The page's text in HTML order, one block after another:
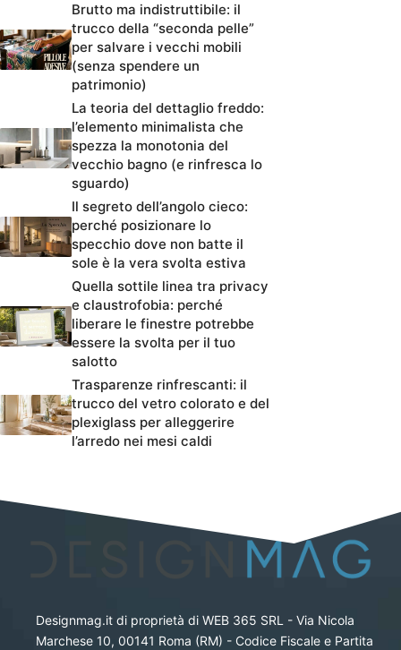
Brutto ma indistruttibile: il
trucco della “seconda pelle”
per salvare i vecchi mobili
(senza spendere un
patrimonio)
La teoria del dettaglio freddo:
l’elemento minimalista che
spezza la monotonia del
vecchio bagno (e rinfresca lo
sguardo)
Il segreto dell’angolo cieco:
perché posizionare lo
specchio dove non batte il
sole è la vera svolta estiva
Quella sottile linea tra privacy
e claustrofobia: perché
liberare le finestre potrebbe
essere la svolta per il tuo
salotto
Trasparenze rinfrescanti: il
trucco del vetro colorato e del
plexiglass per alleggerire
l’arredo nei mesi caldi
Designmag.it di proprietà di WEB 365 SRL - Via Nicola
Marchese 10, 00141 Roma (RM) - Codice Fiscale e Partita